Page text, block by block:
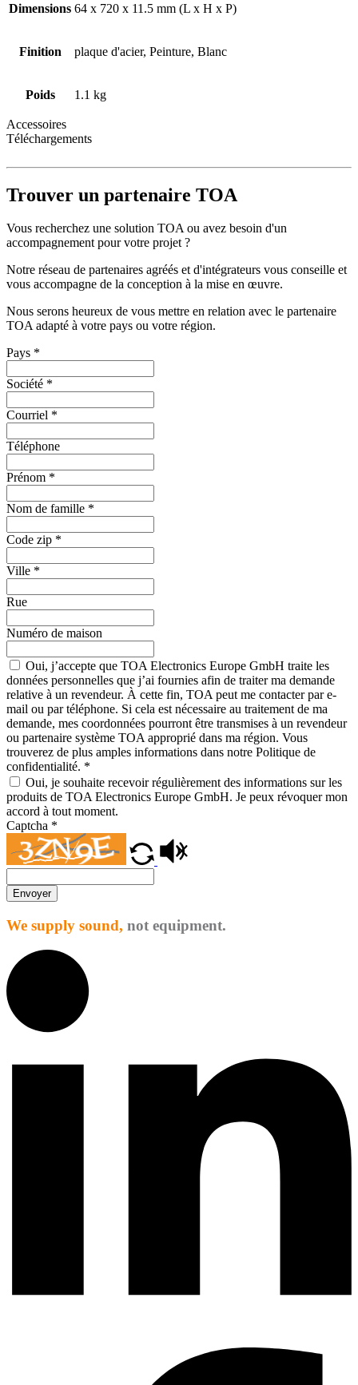
Dimensions 64 x 720 x 11.5 mm (L x H x P)
Finition plaque d'acier, Peinture, Blanc
Poids 1.1 kg
Accessoires
Téléchargements
Trouver un partenaire TOA
Vous recherchez une solution TOA ou avez besoin d'un
accompagnement pour votre projet ?
Notre réseau de partenaires agréés et d'intégrateurs vous conseille et
vous accompagne de la conception à la mise en œuvre.
Nous serons heureux de vous mettre en relation avec le partenaire
TOA adapté à votre pays ou votre région.
Pays *
Société *
Courriel *
Téléphone
Prénom *
Nom de famille *
Code zip *
Ville *
Rue
Numéro de maison
Oui, j’accepte que TOA Electronics Europe GmbH traite les
données personnelles que j’ai fournies afin de traiter ma demande
relative à un revendeur. À cette fin, TOA peut me contacter par e-
mail ou par téléphone. Si cela est nécessaire au traitement de ma
demande, mes coordonnées pourront être transmises à un revendeur
ou partenaire système TOA approprié dans ma région. Vous
trouverez de plus amples informations dans notre Politique de
confidentialité. *
Oui, je souhaite recevoir régulièrement des informations sur les
produits de TOA Electronics Europe GmbH. Je peux révoquer mon
accord à tout moment.
Captcha *
Envoyer
We supply sound, not equipment.